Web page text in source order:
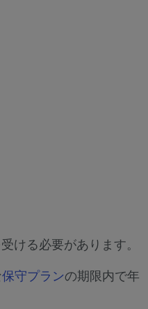
ける必要があります。
保守プランの期限内で年